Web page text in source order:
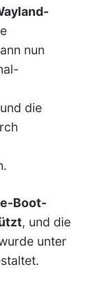
nun
die
Boot-
, und die
unter